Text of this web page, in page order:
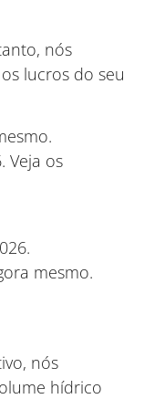
nós
lucros do seu
Veja os
mesmo.
nós
hídrico